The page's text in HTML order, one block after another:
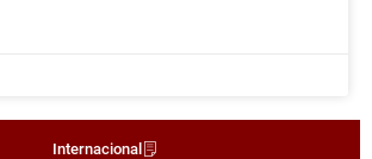
Internacional